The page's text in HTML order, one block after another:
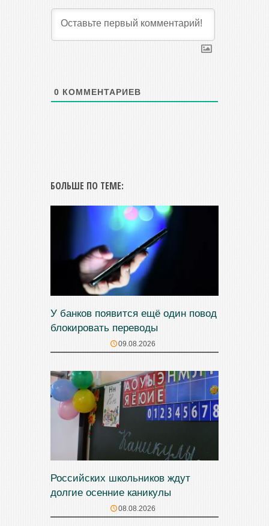
0 КОММЕНТАРИЕВ
БОЛЬШЕ ПО ТЕМЕ:
У банков появится ещё один повод
блокировать переводы
09.08.2026
Российских школьников ждут
долгие осенние каникулы
08.08.2026